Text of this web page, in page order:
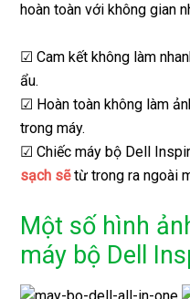
hoàn toàn với không gian
☑ Cam kết không làm
ẩu.
☑ Hoàn toàn không làm
trong máy.
☑ Chiếc máy bộ Dell
sạch sẽtừ trong ra ngoài
Một số hình
máy bộ Dell